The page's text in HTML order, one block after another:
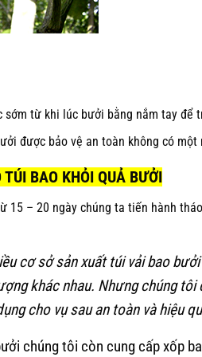
sớm từ khi lúc bưởi bằng nắm tay để
được bảo vệ an toàn không có một
BAO KHỎI QUẢ BƯỞI
15 – 20 ngày chúng ta tiến hành tháo
cơ sở sản xuất túi vải bao
khác nhau. Nhưng chúng
cho vụ sau an toàn và hiệu
chúng tôi còn cung cấp xốp